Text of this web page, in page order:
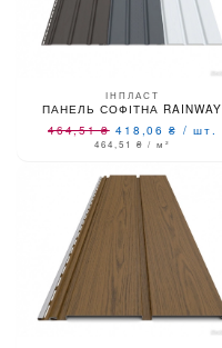
ІНПЛАСТ
ПАНЕЛЬ СОФІТНА RAINWAY
464,51₴ 418,06₴ / шт.
464,51 ₴ / м²